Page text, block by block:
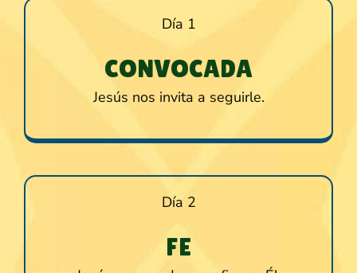
Día 1
CONVOCADA
Jesús nos invita a seguirle.
Día 2
FE